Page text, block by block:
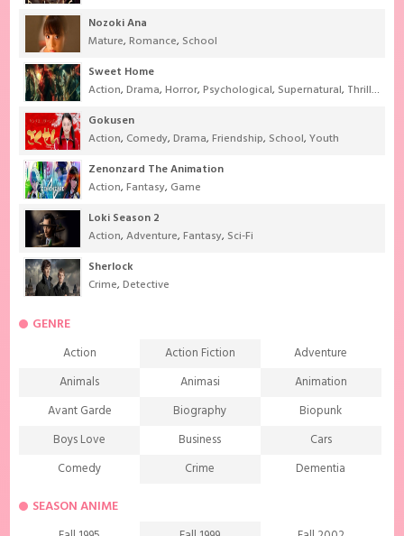
Nozoki Ana
Mature,Romance, School
Sweet Home
Action,Drama,Horror,Psychological, Supernatural, Thriller
Gokusen
Action, Comedy,Drama,Friendship, School,Youth
Zenonzard The Animation
Action,Fantasy, Game
Loki Season 2
Action,Adventure,Fantasy, Sci-Fi
Sherlock
Crime,Detective
GENRE
Action Action Fiction
Adventure
Animals
Animasi
Animation
Avant Garde
Biography
Biopunk
Boys Love
Business
Cars
Comedy
Crime
Dementia
Demons
Drama
Ecchi Extreme sports
SEASON ANIME